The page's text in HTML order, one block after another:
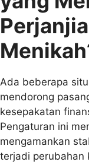
Ada beberapa
mendorong
kesepakatan
Pengaturan ini
mengamankan
terjadi perubahan